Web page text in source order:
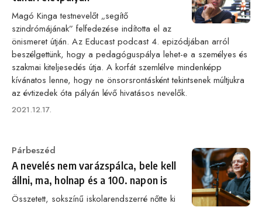
Magó Kinga testnevelőt „segítő
szindrómájának” felfedezése indította el az
önismeret útján. Az Educast podcast 4. epizódjában arról
beszélgettünk, hogy a pedagóguspálya lehet-e a személyes és
szakmai kiteljesedés útja. A korfát szemlélve mindenképp
kívánatos lenne, hogy ne önsorsrontásként tekintsenek múltjukra
az évtizedek óta pályán lévő hivatásos nevelők.
Published
2021.12.17.
Category
Párbeszéd
A nevelés nem varázspálca, bele kell
állni, ma, holnap és a 100. napon is
Összetett, sokszínű iskolarendszerré nőtte ki